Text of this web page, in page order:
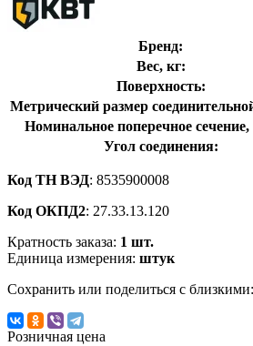
Бренд:
Вес, кг:
Поверхность:
Метрический размер
Номинальное поперечное
Угол соединения:
Код ТН ВЭД: 8535900008
Код ОКПД2: 27.33.13.120
Кратность заказа: 1 шт.
Единица измерения: штук
Сохранить или поделиться с близкими:
Розничная цена